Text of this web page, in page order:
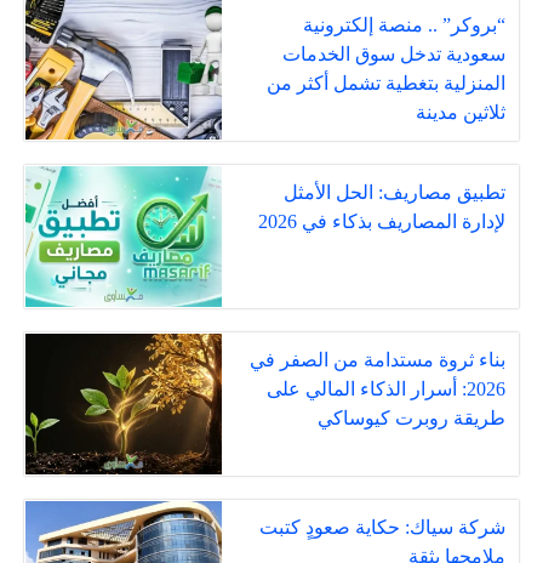
“بروكر” .. منصة إلكترونية
سعودية تدخل سوق الخدمات
المنزلية بتغطية تشمل أكثر من
ثلاثين مدينة
تطبيق مصاريف: الحل الأمثل
لإدارة المصاريف بذكاء في 2026
بناء ثروة مستدامة من الصفر في
2026: أسرار الذكاء المالي على
طريقة روبرت كيوساكي
شركة سياك: حكاية صعودٍ كتبت
ملامحها بثقة